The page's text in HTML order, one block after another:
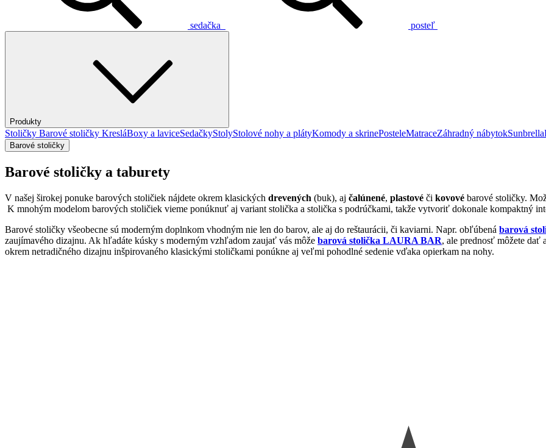
sedačka posteľ
Produkty
Stoličky Barové stoličky KresláBoxy a laviceSedačkyStolyStolové nohy a plátyKomody a skrinePosteleMatraceZáhradný nábytokSunbrella
Barové stoličky
Barové stoličky a taburety
V našej širokej ponuke barových stoličiek nájdete okrem klasických drevených (buk), aj čalúnené, plastové či kovové barové stoličky.
K mnohým modelom barových stoličiek vieme ponúknuť aj variant stolička a stolička s podrúčkami, takže vytvoriť dokonale kompaktný
Barové stoličky všeobecne sú moderným doplnkom vhodným nie len do barov, ale aj do reštaurácii, či kaviarni. Napr. obľúbená barová
zaujímavého dizajnu. Ak hľadáte kúsky s moderným vzhľadom zaujať vás môže barová stolička LAURA BAR, ale prednosť môžete
okrem netradičného dizajnu inšpirovaného klasickými stoličkami ponúkne aj veľmi pohodlné sedenie vďaka opierkam na nohy.